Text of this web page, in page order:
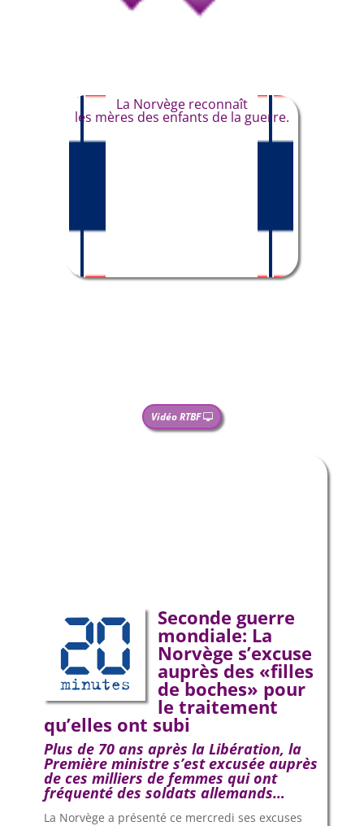
La Norvège reconnaît
les mères des enfants de la guerre.
Vidéo RTBF
Seconde guerre
mondiale: La
Norvège s’excuse
auprès des «filles
de boches» pour
le traitement
qu’elles ont subi
Plus de 70 ans après la Libération, la
Première ministre s’est excusée auprès
de ces milliers de femmes qui ont
fréquenté des soldats allemands…
La Norvège a présenté ce mercredi ses excuses